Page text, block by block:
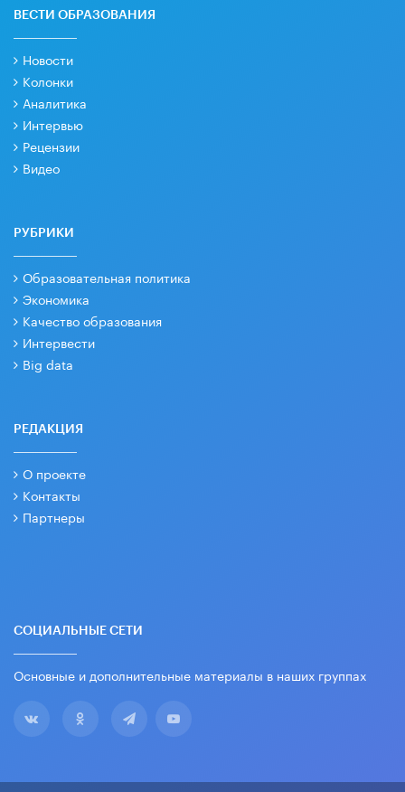
ВЕСТИ ОБРАЗОВАНИЯ
Новости
Колонки
Аналитика
Интервью
Рецензии
Видео
РУБРИКИ
Образовательная политика
Экономика
Качество образования
Интервести
Big data
РЕДАКЦИЯ
О проекте
Контакты
Партнеры
СОЦИАЛЬНЫЕ СЕТИ
Основные и дополнительные материалы в наших группах